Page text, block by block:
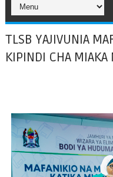
TLSB YAJIVUNIA
KIPINDI CHA MIAKA